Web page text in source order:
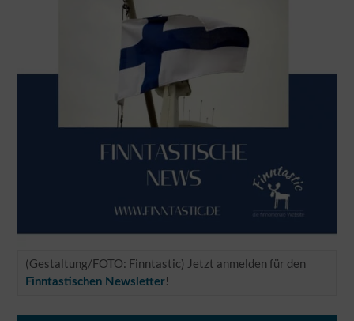
(Gestaltung/FOTO: Finntastic) Jetzt anmelden für den
Finntastischen Newsletter!